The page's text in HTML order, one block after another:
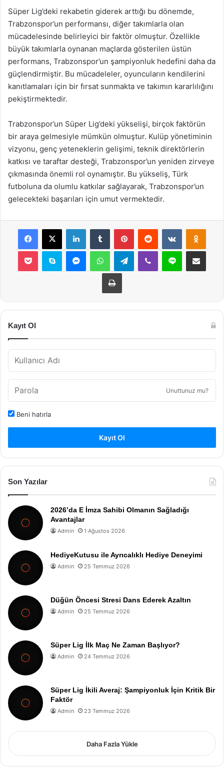
Süper Lig’deki rekabetin giderek arttığı bu dönemde,
Trabzonspor’un performansı, diğer takımlarla olan
mücadelesinde belirleyici bir faktör olmuştur. Özellikle
büyük takımlarla oynanan maçlarda gösterilen üstün
performans, Trabzonspor’un şampiyonluk hedefini daha da
güçlendirmiştir. Bu mücadeleler, oyuncuların kendilerini
kanıtlamaları için bir fırsat sunmakta ve takımın kararlılığını
pekiştirmektedir.
Trabzonspor’un Süper Lig’deki yükselişi, birçok faktörün
bir araya gelmesiyle mümkün olmuştur. Kulüp yönetiminin
vizyonu, genç yeteneklerin gelişimi, teknik direktörlerin
katkısı ve taraftar desteği, Trabzonspor’un yeniden zirveye
çıkmasında önemli rol oynamıştır. Bu yükseliş, Türk
futboluna da olumlu katkılar sağlayarak, Trabzonspor’un
gelecekteki başarıları için umut vermektedir.
Facebook
X LinkedInTumblr PinterestReddit VKontakte
Pocket Skype MessengerWhatsAppTelegramViber Line E-Posta ile
Yazdır
Kayıt Ol
Unuttunuz mu?
Beni hatırla
Kayıt Ol
Son Yazılar
2026’da E İmza Sahibi Olmanın Sağladığı
Avantajlar
Admin 1 Ağustos 2026
HediyeKutusu ile Ayrıcalıklı Hediye Deneyimi
Admin 25 Temmuz 2026
Düğün Öncesi Stresi Dans Ederek Azaltın
Admin 25 Temmuz 2026
Süper Lig İlk Maç Ne Zaman Başlıyor?
Admin 24 Temmuz 2026
Süper Lig İkili Averaj: Şampiyonluk İçin Kritik Bir
Faktör
Admin 23 Temmuz 2026
Daha Fazla Yükle